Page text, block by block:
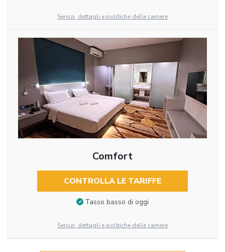
Servizi, dettagli e politiche delle camere
Comfort
CONTROLLA LE TARIFFE
Tasso basso di oggi
Servizi, dettagli e politiche delle camere